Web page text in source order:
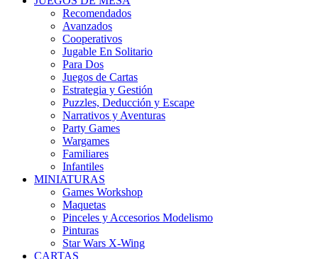
Recomendados
Avanzados
Cooperativos
Jugable En Solitario
Para Dos
Juegos de Cartas
Estrategia y Gestión
Puzzles, Deducción y Escape
Narrativos y Aventuras
Party Games
Wargames
Familiares
Infantiles
MINIATURAS
Games Workshop
Maquetas
Pinceles y Accesorios Modelismo
Pinturas
Star Wars X-Wing
CARTAS